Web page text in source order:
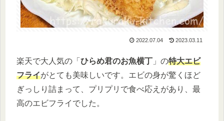
2022.07.04 2023.03.11
楽天で大人気の「 ひらめ君のお魚横丁 」の特大エビ
フライがとても美味しいです。エビの身が驚くほど
ぎっしり詰まって、プリプリで食べ応えがあり、最
高のエビフライでした。